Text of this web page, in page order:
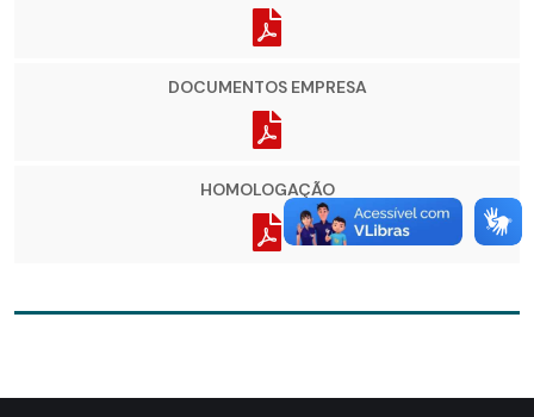
DOCUMENTOS EMPRESA
HOMOLOGAÇÃO